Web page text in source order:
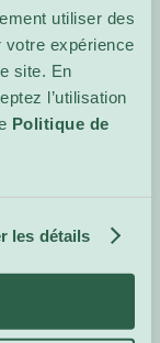
utiliser des
expérience
site. En
l’utilisation
Politique de
les détails
une approche
Un comité
supervise le